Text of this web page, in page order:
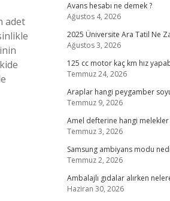
adet
Avans hesabı ne demek ?
Ağustos 4, 2026
2025 Üniversite Ara Tatil Ne
Ağustos 3, 2026
125 cc motor kaç km hız
Temmuz 24, 2026
Araplar hangi peygamber
Temmuz 9, 2026
Amel defterine hangi melekler
Temmuz 3, 2026
Samsung ambiyans modu
Temmuz 2, 2026
Ambalajlı gıdalar alırken
Haziran 30, 2026